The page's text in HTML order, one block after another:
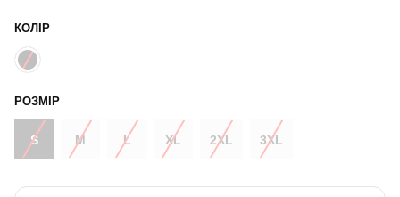
КОЛІР
РОЗМІР
S M L XL 2XL 3XL